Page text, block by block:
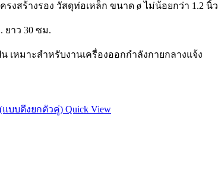
งสร้างรอง วัสดุท่อเหล็ก ขนาด ø ไม่น้อยกว่า 1.2 นิ้ว
ยาว 30 ซม.
เหมาะสำหรับงานเครื่องออกกำลังกายกลางแจ้ง
Quick View